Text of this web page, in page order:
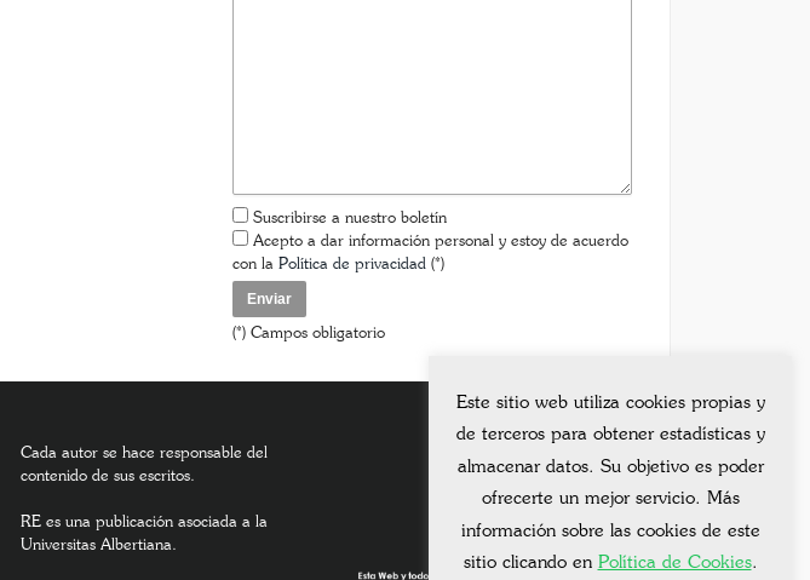
Suscribirse a nuestro boletín
Acepto a dar información personal y estoy de acuerdo
con la Política de privacidad(*)
(*) Campos obligatorio
Cada autor se hace responsable del
contenido de sus escritos.
RE es una publicación asociada a la
Universitas Albertiana.
Este sitio web utiliza cookies propias y
de terceros para obtener estadísticas y
almacenar datos. Su objetivo es poder
ofrecerte un mejor servicio. Más
información sobre las cookies de este
sitio clicando en Política de Cookies.